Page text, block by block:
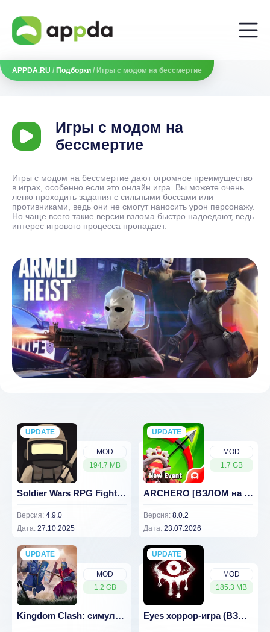
APPDA.RU / Подборки / Игры с модом на бессмертие
Игры с модом на
бессмертие
Игры с модом на бессмертие дают огромное преимущество
в играх, особенно если это онлайн игра. Вы можете очень
легко проходить задания с сильными боссами или
противниками, ведь они не смогут наносить урон персонажу.
Но чаще всего такие версии взлома быстро надоедают, ведь
интерес игрового процесса пропадает.
MOD
194.7 MB
UPDATE
NEW
Soldier Wars RPG Fight Battle
Версия: 4.9.0
Дата: 27.10.2025
MOD
1.7 GB
UPDATE
NEW
ARCHERO [ВЗЛОМ на урон и здоровье] 8.0.2
Версия: 8.0.2
Дата: 23.07.2026
MOD
1.2 GB
UPDATE
NEW
Kingdom Clash: симулятор битвы
MOD
185.3 MB
UPDATE
NEW
Eyes хоррор-игра (ВЗЛОМ, все разблокировано)